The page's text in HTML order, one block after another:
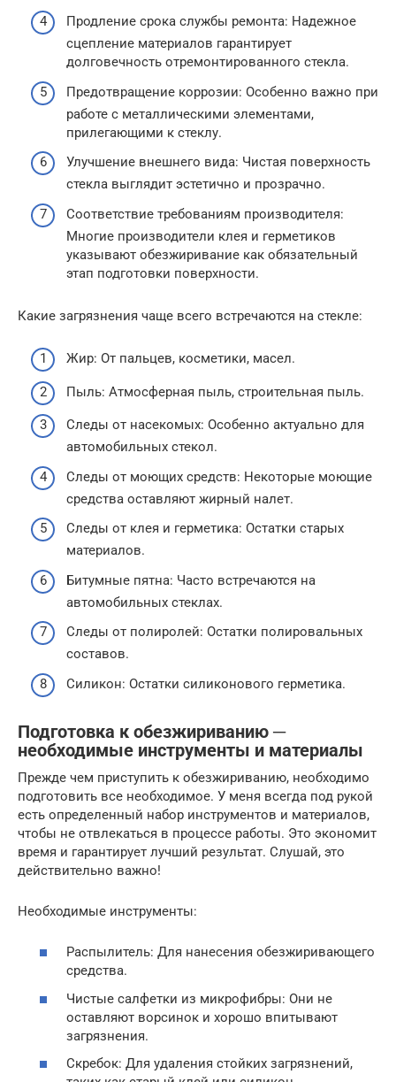
Продление срока службы ремонта: Надежное
сцепление материалов гарантирует
долговечность отремонтированного стекла.
Предотвращение коррозии: Особенно важно при
работе с металлическими элементами,
прилегающими к стеклу.
Улучшение внешнего вида: Чистая поверхность
стекла выглядит эстетично и прозрачно.
Соответствие требованиям производителя:
Многие производители клея и герметиков
указывают обезжиривание как обязательный
этап подготовки поверхности.
Какие загрязнения чаще всего встречаются на стекле:
Жир: От пальцев, косметики, масел.
Пыль: Атмосферная пыль, строительная пыль.
Следы от насекомых: Особенно актуально для
автомобильных стекол.
Следы от моющих средств: Некоторые моющие
средства оставляют жирный налет.
Следы от клея и герметика: Остатки старых
материалов.
Битумные пятна: Часто встречаются на
автомобильных стеклах.
Следы от полиролей: Остатки полировальных
составов.
Силикон: Остатки силиконового герметика.
Подготовка к обезжириванию ─
необходимые инструменты и материалы
Прежде чем приступить к обезжириванию, необходимо
подготовить все необходимое. У меня всегда под рукой
есть определенный набор инструментов и материалов,
чтобы не отвлекаться в процессе работы. Это экономит
время и гарантирует лучший результат. Слушай, это
действительно важно!
Необходимые инструменты:
Распылитель: Для нанесения обезжиривающего
средства.
Чистые салфетки из микрофибры: Они не
оставляют ворсинок и хорошо впитывают
загрязнения.
Скребок: Для удаления стойких загрязнений,